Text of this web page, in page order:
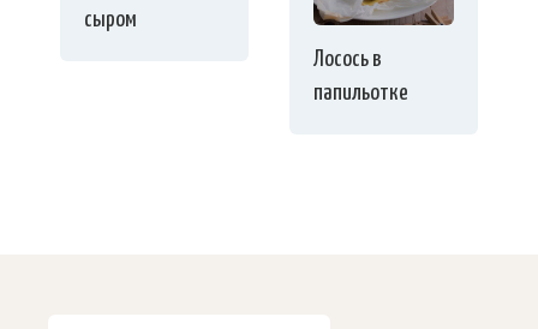
сыром
Лосось в
папильотке